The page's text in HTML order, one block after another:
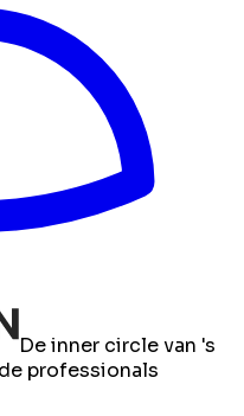
De inner circle van 's
professionals